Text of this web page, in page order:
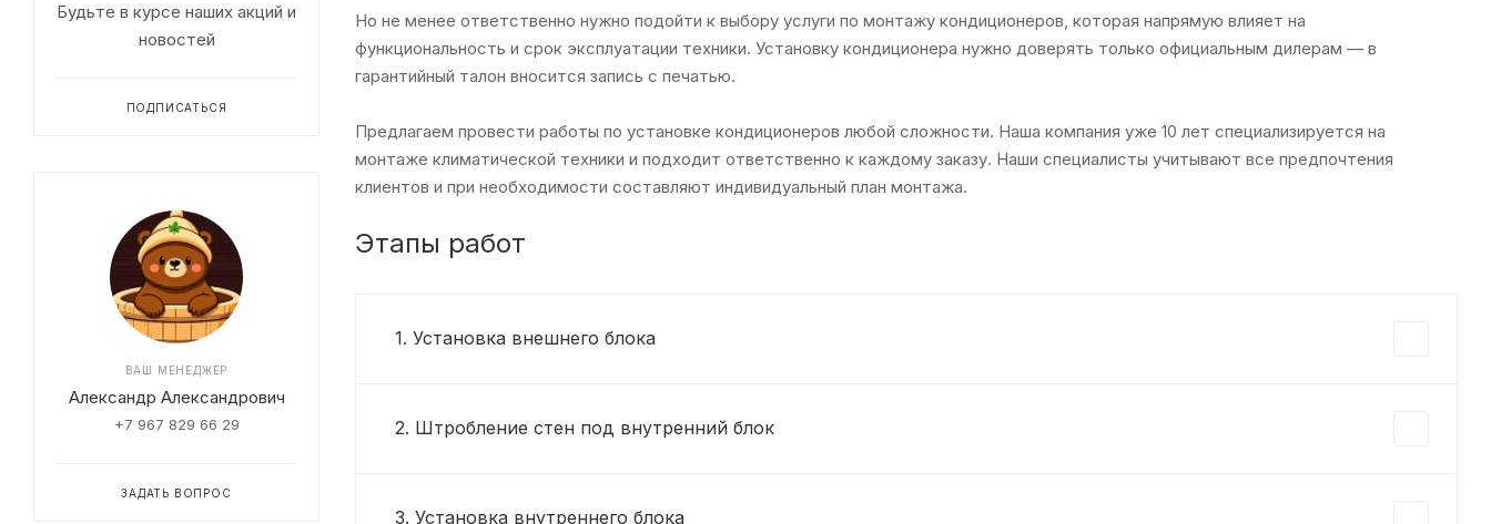
Но не менее ответственно нужно подойти к выбору услуги по монтажу кондиционеров, которая напрямую влияет на
функциональность и срок эксплуатации техники. Установку кондиционера нужно доверять только официальным дилерам — в
гарантийный талон вносится запись с печатью.
Предлагаем провести работы по установке кондиционеров любой сложности. Наша компания уже 10 лет специализируется на
монтаже климатической техники и подходит ответственно к каждому заказу. Наши специалисты учитывают все предпочтения
клиентов и при необходимости составляют индивидуальный план монтажа.
Этапы работ
1. Установка внешнего блока
2. Штробление стен под внутренний блок
3. Установка внутреннего блока
Будьте в курсе наших акций и
новостей
ПОДПИСАТЬСЯ
ВАШ МЕНЕДЖЕР
Александр Александрович
+7 967 829 66 29
ЗАДАТЬ ВОПРОС